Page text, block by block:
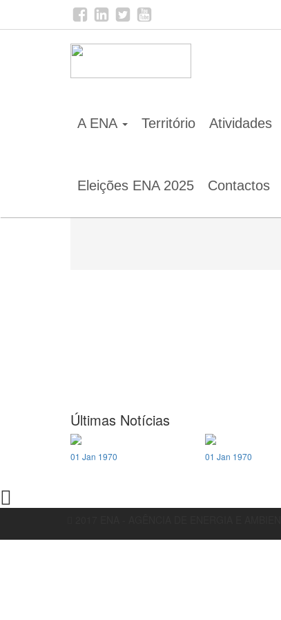
A ENA Território Atividades
Eleições ENA 2025 Contactos
Home
Últimas Notícias
01 Jan 1970 01 Jan 1970